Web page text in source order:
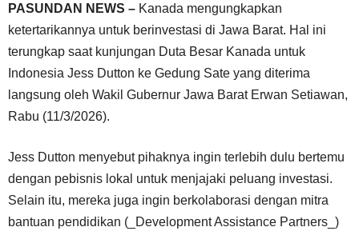
PASUNDAN NEWS – Kanada mengungkapkan
ketertarikannya untuk berinvestasi di Jawa Barat. Hal ini
terungkap saat kunjungan Duta Besar Kanada untuk
Indonesia Jess Dutton ke Gedung Sate yang diterima
langsung oleh Wakil Gubernur Jawa Barat Erwan Setiawan,
Rabu (11/3/2026).
Jess Dutton menyebut pihaknya ingin terlebih dulu bertemu
dengan pebisnis lokal untuk menjajaki peluang investasi.
Selain itu, mereka juga ingin berkolaborasi dengan mitra
bantuan pendidikan (_Development Assistance Partners_)